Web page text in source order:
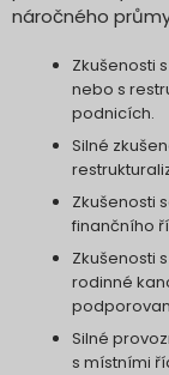
náročného
Zkušenosti
nebo s
podnicích.
Silné
Zkušenosti
finančního
Zkušenosti
rodinné
Silné
s místními